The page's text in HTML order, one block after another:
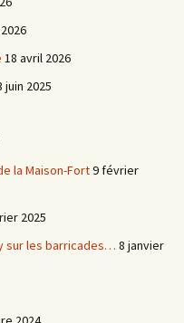
18 avril 2026
juin 2025
la Maison-Fort9 février
2025
sur les barricades… 8 janvier